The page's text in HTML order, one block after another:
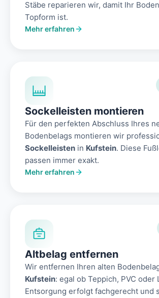
Stäbe reparieren wir, damit Ihr
Topform ist.
Mehr erfahren
Sockelleisten montieren
Für den perfekten Abschluss Ihres
Bodenbelags montieren wir
Sockelleisten in Kufstein. Diese
passen immer exakt.
Mehr erfahren
Altbelag entfernen
Wir entfernen Ihren alten
Kufstein: egal ob Teppich, PVC oder
Entsorgung erfolgt fachgerecht und